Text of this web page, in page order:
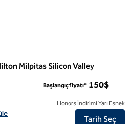
Milpitas Silicon Valley
Milpitas Silicon Vadisi için otel detaylarını
Başlangıç fiyatı* 150$
Honors İndirimi Yarı Esnek
Tarih Seç